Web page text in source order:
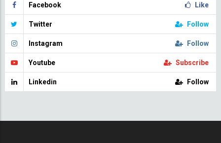
Facebook Like
Twitter Follow
Instagram Follow
Youtube Subscribe
Linkedin Follow